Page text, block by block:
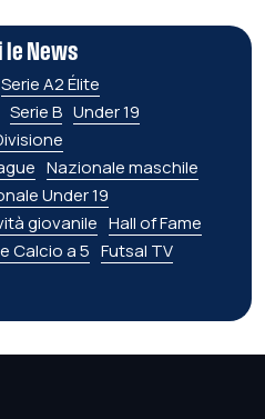
le News
Serie A2 Élite
Serie B Under 19
Nazionale maschile
Under 19
giovanile Hall of Fame
Calcio a 5 Futsal TV